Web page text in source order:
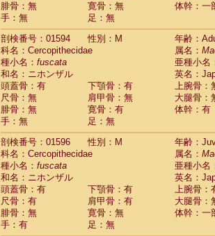
腓骨：無
寛骨：無
体幹：一
手：無
足：無
剖検番号：01594
性別：M
年齢：
科名：Cercopithecidae
属名：
種小名： fuscata
亜種小名
和名：ニホンザル
英名：
頭蓋骨：有
下顎骨：有
上腕骨：
尺骨：無
肩甲骨：無
大腿骨：
腓骨：無
寛骨：有
体幹：有
手：無
足：無
剖検番号：01596
性別：M
年齢：
科名：Cercopithecidae
属名：
種小名： fuscata
亜種小名
和名：ニホンザル
英名：
頭蓋骨：有
下顎骨：有
上腕骨：
尺骨：有
肩甲骨：有
大腿骨：
腓骨：無
寛骨：無
体幹：一
手：有
足：無